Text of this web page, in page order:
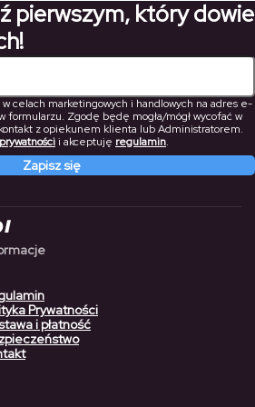
236,60 zł
pierwszym, który dowie
celach marketingowych i handlowych na adres e-
formularzu. Zgodę będę mogła/mógł wycofać w
z opiekunem klienta lub Administratorem.
i akceptuję regulamin.
Zapisz się
Prywatności
i płatność